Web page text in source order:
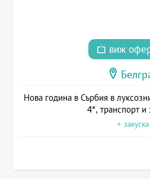
виж
Нова година в Сърбия в
4*, транспорт и
+ закуска